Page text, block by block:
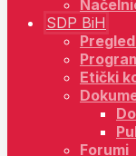
SDP BiH
Etički
Forumi